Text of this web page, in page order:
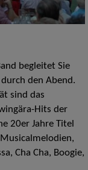
begleitet Sie
den Abend.
sind das
Hits der
20er Jahre Titel
Cha Cha, Boogie,